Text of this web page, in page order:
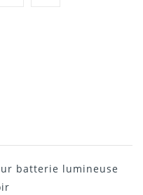
batterie lumineuse